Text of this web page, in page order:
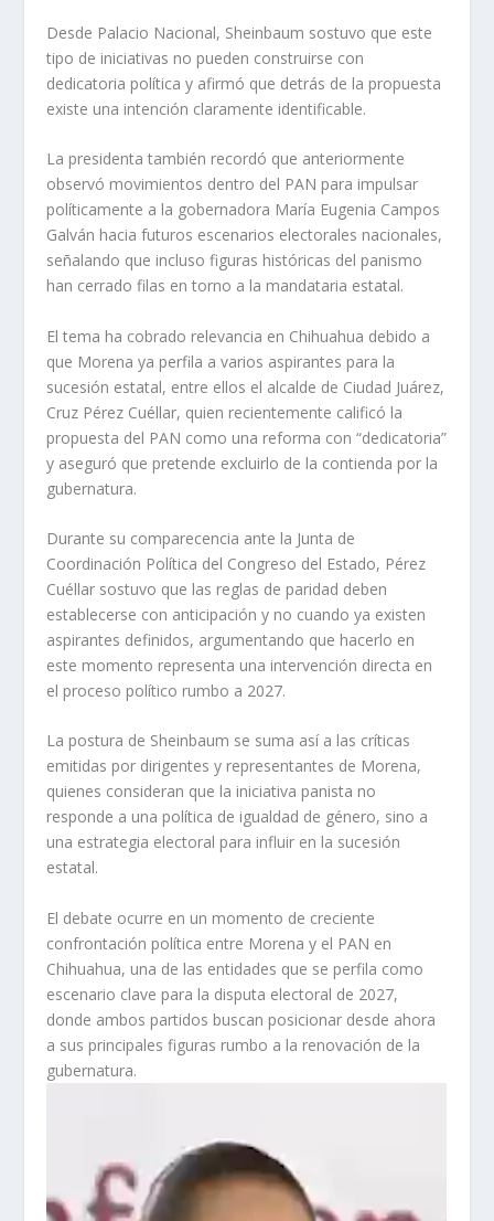
Desde Palacio Nacional, Sheinbaum sostuvo que este
tipo de iniciativas no pueden construirse con
dedicatoria política y afirmó que detrás de la propuesta
existe una intención claramente identificable.
La presidenta también recordó que anteriormente
observó movimientos dentro del PAN para impulsar
políticamente a la gobernadora María Eugenia Campos
Galván hacia futuros escenarios electorales nacionales,
señalando que incluso figuras históricas del panismo
han cerrado filas en torno a la mandataria estatal.
El tema ha cobrado relevancia en Chihuahua debido a
que Morena ya perfila a varios aspirantes para la
sucesión estatal, entre ellos el alcalde de Ciudad Juárez,
Cruz Pérez Cuéllar, quien recientemente calificó la
propuesta del PAN como una reforma con “dedicatoria”
y aseguró que pretende excluirlo de la contienda por la
gubernatura.
Durante su comparecencia ante la Junta de
Coordinación Política del Congreso del Estado, Pérez
Cuéllar sostuvo que las reglas de paridad deben
establecerse con anticipación y no cuando ya existen
aspirantes definidos, argumentando que hacerlo en
este momento representa una intervención directa en
el proceso político rumbo a 2027.
La postura de Sheinbaum se suma así a las críticas
emitidas por dirigentes y representantes de Morena,
quienes consideran que la iniciativa panista no
responde a una política de igualdad de género, sino a
una estrategia electoral para influir en la sucesión
estatal.
El debate ocurre en un momento de creciente
confrontación política entre Morena y el PAN en
Chihuahua, una de las entidades que se perfila como
escenario clave para la disputa electoral de 2027,
donde ambos partidos buscan posicionar desde ahora
a sus principales figuras rumbo a la renovación de la
gubernatura.